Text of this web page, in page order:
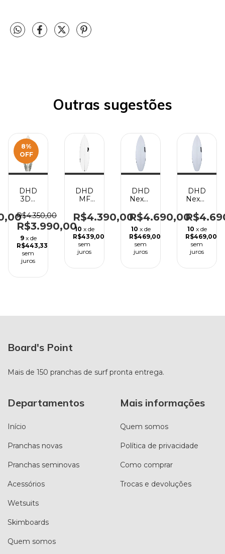
Outras sugestões
8%
OFF
DHD
3DV
5'8 x
19 x 2
3/8 -
27,5L -
EPS
R$4.350,00
R$3.990,00
9 x de
R$443,33
sem
juros
DHD
MF
5'10 x
19 x 2
7/16 -
28,5L -
PU
R$4.390,00
10 x de
R$439,00
sem
juros
DHD
Nexus
20 x 2
11/16 -
34L -
Eps
R$4.690,00
10 x de
R$469,00
sem
juros
DHD
Nexus
19 1/8
x 2 3/8
-28L -
Eps
10 x de
R$469,00
sem
juros
Board's Point
Mais de 150 pranchas de surf pronta entrega.
Departamentos
Início
Pranchas novas
Pranchas seminovas
Acessórios
Wetsuits
Skimboards
Quem somos
Mais informações
Quem somos
Política de privacidade
Como comprar
Trocas e devoluções